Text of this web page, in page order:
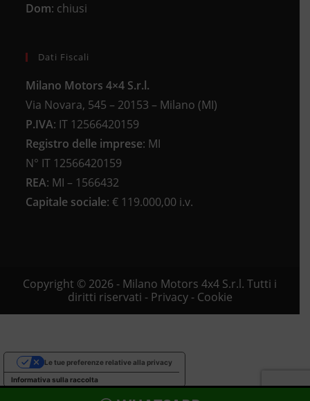
Dom: chiusi
Dati Fiscali
Milano Motors 4×4 S.r.l.
Via Novara, 545 – 20153 – Milano (MI)
P.IVA: IT 12566420159
Registro delle imprese: MI
N° IT 12566420159
REA: MI – 1566432
Capitale sociale: € 119.000,00 i.v.
Copyright © 2026 - Milano Motors 4x4 S.r.l. Tutti i
diritti riservati - Privacy- Cookie
Informativa sulla raccolta
Le tue preferenze relative alla privacy